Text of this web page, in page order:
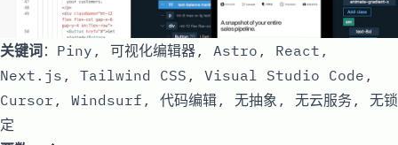
关键词：Piny, 可视化编辑器, Astro, React,
Next.js, Tailwind CSS, Visual Studio Code,
Cursor, Windsurf, 代码编辑, 无抽象, 无云服务, 无锁
定